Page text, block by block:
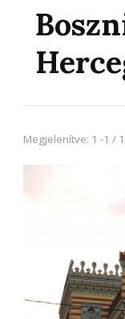
Megjelenítve: 1 -1 /